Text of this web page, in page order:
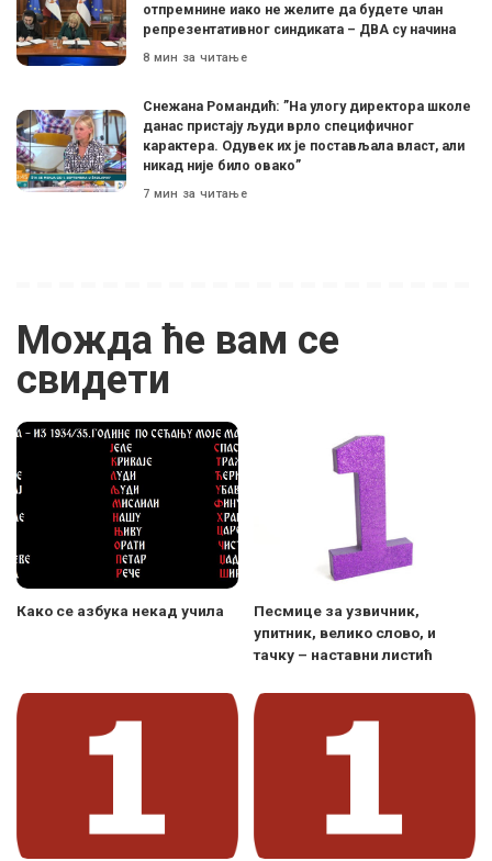
отпремнине иако не желите да будете члан
репрезентативног синдиката – ДВА су начина
8 мин за читање
Снежана Романдић: ”На улогу директора школе
данас пристају људи врло специфичног
карактера. Одувек их је постављала власт, али
никад није било овако”
7 мин за читање
Можда ће вам се
свидети
Како се азбука некад учила
Песмице за узвичник,
упитник, велико слово, и
тачку – наставни листић